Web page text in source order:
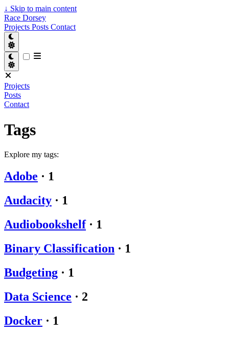
↓ Skip to main content
Race Dorsey
Projects Posts Contact
Projects
Posts
Contact
Tags
Explore my tags:
Adobe · 1
Audacity · 1
Audiobookshelf · 1
Binary Classification · 1
Budgeting · 1
Data Science · 2
Docker · 1